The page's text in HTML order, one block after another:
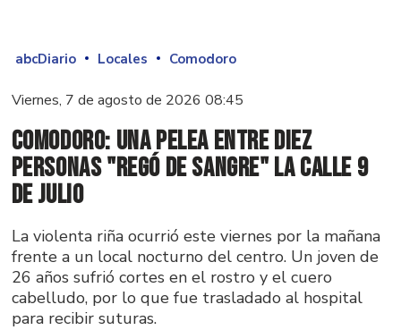
abcDiario Locales Comodoro
Viernes, 7 de agosto de 2026 08:45
Comodoro: una pelea entre diez
personas "regó de sangre" la calle 9
de Julio
La violenta riña ocurrió este viernes por la mañana
frente a un local nocturno del centro. Un joven de
26 años sufrió cortes en el rostro y el cuero
cabelludo, por lo que fue trasladado al hospital
para recibir suturas.